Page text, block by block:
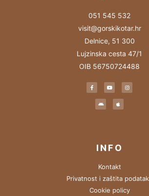
051 545 532
visit@gorskikotar.hr
Delnice, 51 300
Lujzinska cesta 47/1
OIB 56750724488
INFO
Kontakt
Privatnost i zaštita
Cookie policy